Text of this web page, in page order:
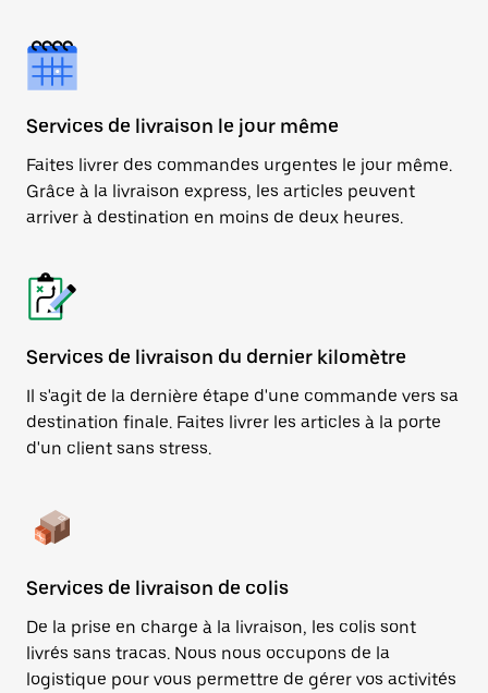
Services de livraison le jour même
Faites livrer des commandes urgentes le jour même.
Grâce à la livraison express, les articles peuvent
arriver à destination en moins de deux heures.
Services de livraison du dernier kilomètre
Il s'agit de la dernière étape d'une commande vers sa
destination finale. Faites livrer les articles à la porte
d'un client sans stress.
Services de livraison de colis
De la prise en charge à la livraison, les colis sont
livrés sans tracas. Nous nous occupons de la
logistique pour vous permettre de gérer vos activités